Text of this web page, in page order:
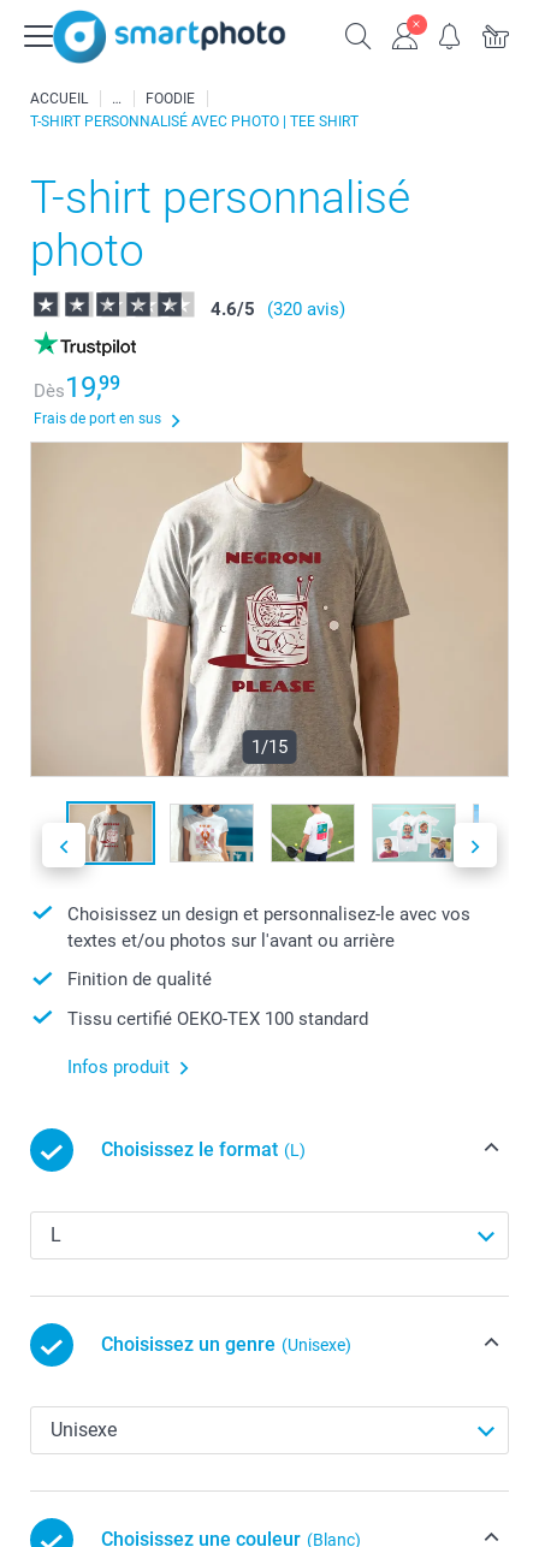
ACCUEIL
FOODIE
T-SHIRT PERSONNALISÉ AVEC PHOTO | TEE SHIRT
T-shirt personnalisé
photo
4.6/5 (320 avis)
Dès19,99
Frais de port en sus
1/15
Choisissez un design et personnalisez-le avec vos
textes et/ou photos sur l'avant ou arrière
Finition de qualité
Tissu certifié OEKO-TEX 100 standard
Infos produit
Choisissez le format (L)
Choisissez un genre (Unisexe)
Choisissez une couleur (Blanc)